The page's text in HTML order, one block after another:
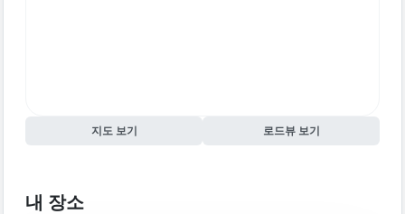
지도 보기 로드뷰 보기
내 장소